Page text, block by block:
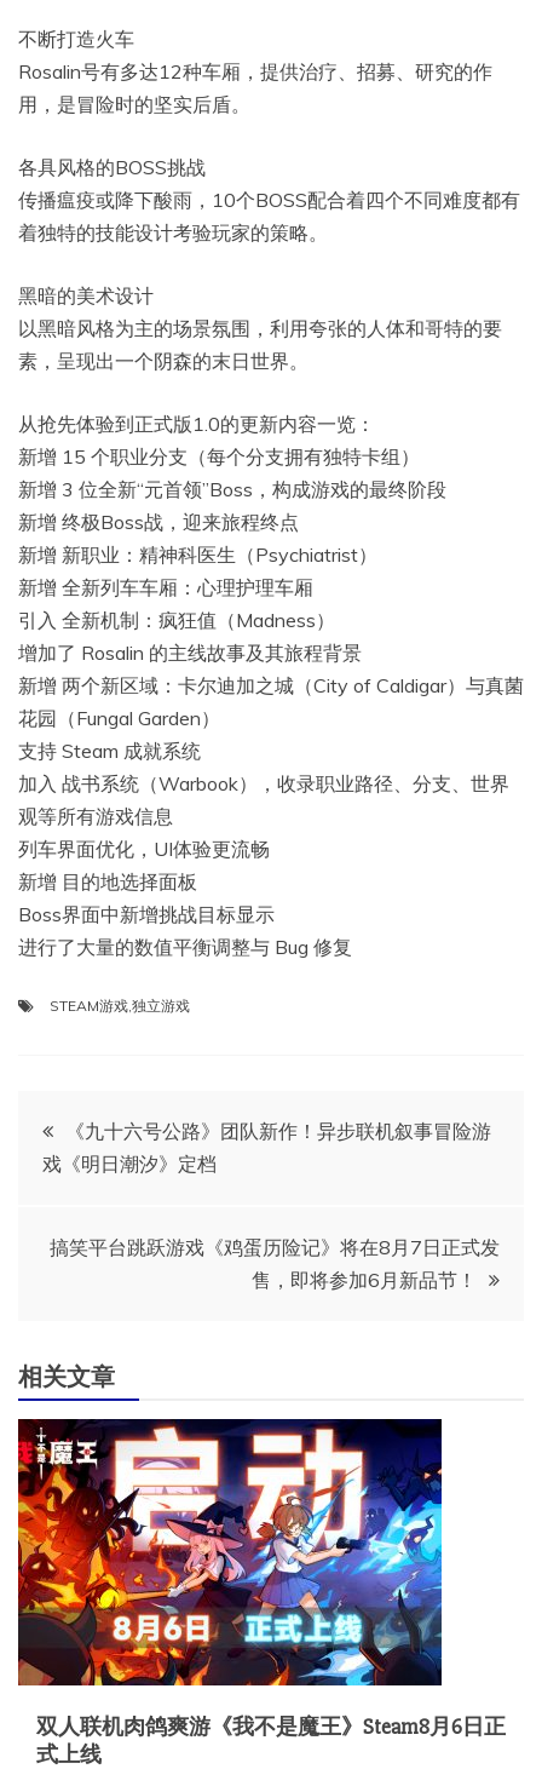
不断打造火车
Rosalin号有多达12种车厢，提供治疗、招募、研究的作
用，是冒险时的坚实后盾。
各具风格的BOSS挑战
传播瘟疫或降下酸雨，10个BOSS配合着四个不同难度都有
着独特的技能设计考验玩家的策略。
黑暗的美术设计
以黑暗风格为主的场景氛围，利用夸张的人体和哥特的要
素，呈现出一个阴森的末日世界。
从抢先体验到正式版1.0的更新内容一览：
新增 15 个职业分支（每个分支拥有独特卡组）
新增 3 位全新“元首领”Boss，构成游戏的最终阶段
新增 终极Boss战，迎来旅程终点
新增 新职业：精神科医生（Psychiatrist）
新增 全新列车车厢：心理护理车厢
引入 全新机制：疯狂值（Madness）
增加了 Rosalin 的主线故事及其旅程背景
新增 两个新区域：卡尔迪加之城（City of Caldigar）与真菌
花园（Fungal Garden）
支持 Steam 成就系统
加入 战书系统（Warbook），收录职业路径、分支、世界
观等所有游戏信息
列车界面优化，UI体验更流畅
新增 目的地选择面板
Boss界面中新增挑战目标显示
进行了大量的数值平衡调整与 Bug 修复
STEAM游戏 独立游戏
文
章
导
《九十六号公路》团队新作！异步联机叙事冒险游
戏《明日潮汐》定档
搞笑平台跳跃游戏《鸡蛋历险记》将在8月7日正式发
售，即将参加6月新品节！
相关文章
双人联机肉鸽爽游《我不是魔王》Steam8月6日正
式上线